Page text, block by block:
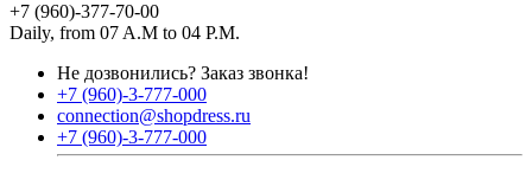
+7 (960)-377-70-00
Daily, from 07 A.M to 04 P.M.
Не дозвонились? Заказ звонка!
+7 (960)-3-777-000
connection@shopdress.ru
+7 (960)-3-777-000